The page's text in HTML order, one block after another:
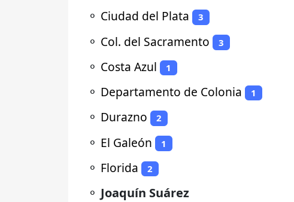
⚬ Ciudad del Plata 3
⚬ Col. del Sacramento 3
⚬ Costa Azul 1
⚬ Departamento de Colonia 1
⚬ Durazno 2
⚬ El Galeón 1
⚬ Florida 2
⚬ Joaquín Suárez